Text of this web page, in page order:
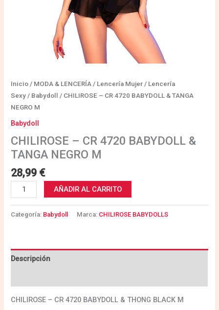
Inicio / MODA & LENCERÍA / Lencería Mujer / Lencería
Sexy / Babydoll / CHILIROSE – CR 4720 BABYDOLL & TANGA
NEGRO M
Babydoll
CHILIROSE – CR 4720 BABYDOLL &
TANGA NEGRO M
28,99 €
AÑADIR AL CARRITO
Categoría: Babydoll Marca: CHILIROSE BABYDOLLS
Descripción
CHILIROSE – CR 4720 BABYDOLL & THONG BLACK M